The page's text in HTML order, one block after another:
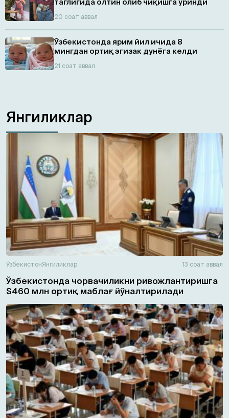
таглигида олтин олиб чиқишга уринди
20 соат аввал
Ўзбекистонда ярим йил ичида 8
мингдан ортиқ эгизaк дунёга келди
21 соат аввал
Янгиликлар
ЎзбекистонЯнгиликлар 13 соат аввал
Ўзбекистонда чорвачиликни ривожлантиришга
$460 млн ортиқ маблағ йўналтирилади